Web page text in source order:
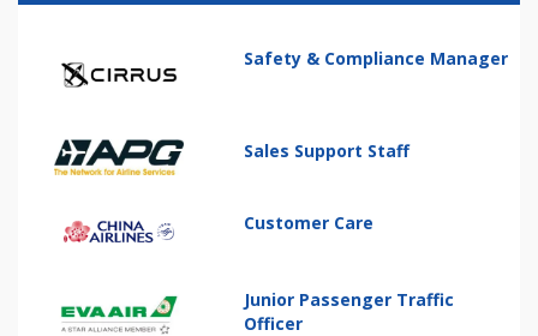
Safety & Compliance Manager
Sales Support Staff
Customer Care
Junior Passenger Traffic
Officer